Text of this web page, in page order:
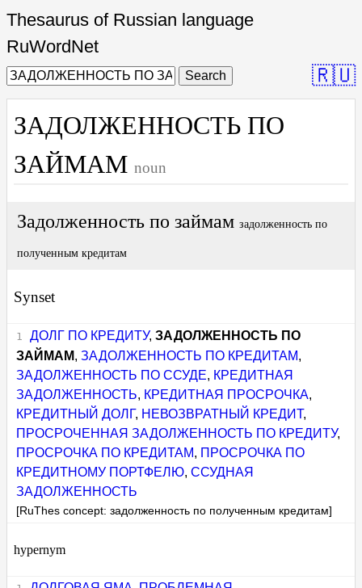
Thesaurus of Russian language
RuWordNet
Search 🇷🇺
ЗАДОЛЖЕННОСТЬ ПО
ЗАЙМАМ noun
Задолженность по займам задолженность по
полученным кредитам
Synset
ДОЛГ ПО КРЕДИТУ, ЗАДОЛЖЕННОСТЬ ПО
ЗАЙМАМ,ЗАДОЛЖЕННОСТЬ ПО КРЕДИТАМ,
ЗАДОЛЖЕННОСТЬ ПО ССУДЕ, КРЕДИТНАЯ
ЗАДОЛЖЕННОСТЬ, КРЕДИТНАЯ ПРОСРОЧКА,
КРЕДИТНЫЙ ДОЛГ, НЕВОЗВРАТНЫЙ КРЕДИТ,
ПРОСРОЧЕННАЯ ЗАДОЛЖЕННОСТЬ ПО КРЕДИТУ,
ПРОСРОЧКА ПО КРЕДИТАМ, ПРОСРОЧКА ПО
КРЕДИТНОМУ ПОРТФЕЛЮ,ССУДНАЯ
ЗАДОЛЖЕННОСТЬ
[RuThes concept: задолженность по полученным кредитам]
hypernym